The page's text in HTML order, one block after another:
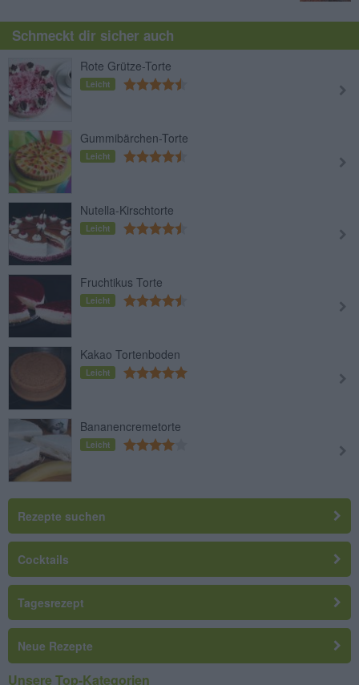
Schmeckt dir sicher auch
Rote Grütze-Torte
Leicht
Gummibärchen-Torte
Leicht
Nutella-Kirschtorte
Leicht
Fruchtikus Torte
Leicht
Kakao Tortenboden
Leicht
Bananencremetorte
Leicht
Rezepte suchen
Cocktails
Tagesrezept
Neue Rezepte
Unsere Top-Kategorien